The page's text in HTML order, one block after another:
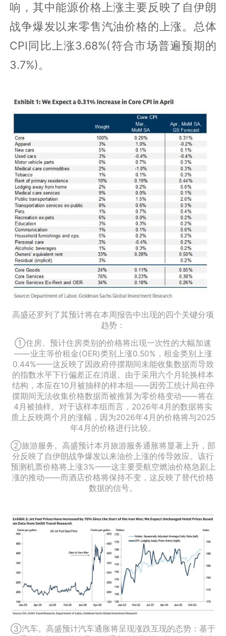
响，其中能源价格上涨主要反映了自伊朗
战争爆发以来零售汽油价格的上涨。总体
CPI同比上涨3.68%(符合市场普遍预期的
3.7%)。
高盛还罗列了其预计将在本周报告中出现的四个关键分项
趋势：
①住房。预计住房类别的价格将出现一次性的大幅加速
——业主等价租金(OER)类别上涨0.50%，租金类别上涨
0.44%——这反映了因政府停摆期间未能收集数据而导致
的指数水平下行偏差正在消退。由于采用六个月轮换样本
结构，本应在10月被抽样的样本组——因劳工统计局在停
摆期间无法收集价格数据而被推算为零价格变动——将在
4月被抽样。对于该样本组而言，2026年4月的数据将实
质上反映两个月的涨幅，因为2026年4月的价格将与2025
年4月的价格进行比较。
②旅游服务。高盛预计本月旅游服务通胀将显著上升，部
分反映了自伊朗战争爆发以来油价上涨的传导效应。该行
预测机票价格将上涨3%——这主要受航空燃油价格急剧上
涨的推动——而酒店价格将保持不变，这反映了替代价格
数据的信号。
③汽车。高盛预计汽车通胀将呈现涨跌互现的态势：基于